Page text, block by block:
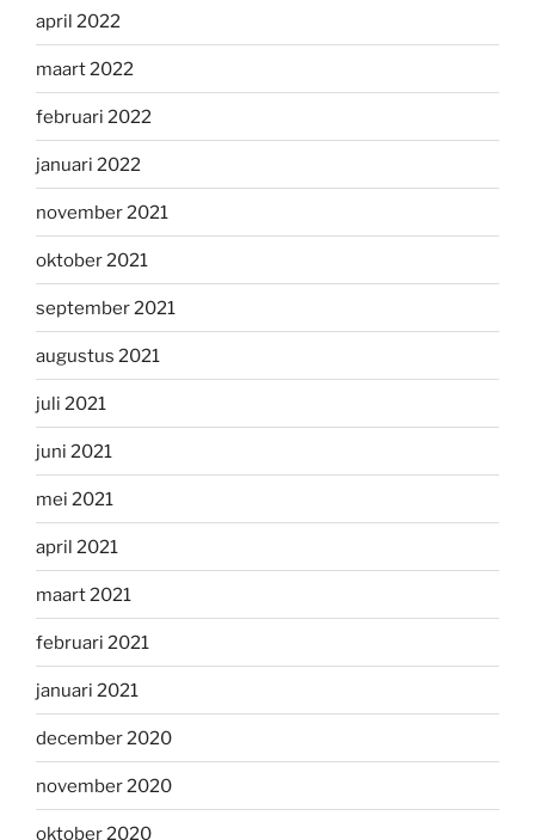
april 2022
maart 2022
februari 2022
januari 2022
november 2021
oktober 2021
september 2021
augustus 2021
juli 2021
juni 2021
mei 2021
april 2021
maart 2021
februari 2021
januari 2021
december 2020
november 2020
oktober 2020